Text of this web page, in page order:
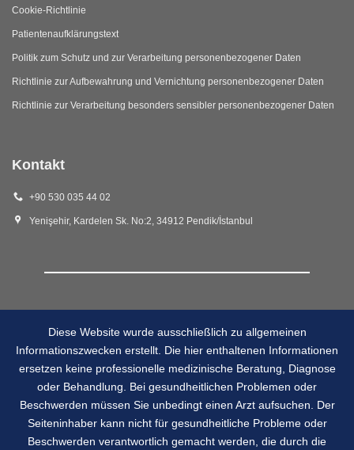
Cookie-Richtlinie
Patientenaufklärungstext
Politik zum Schutz und zur Verarbeitung personenbezogener Daten
Richtlinie zur Aufbewahrung und Vernichtung personenbezogener Daten
Richtlinie zur Verarbeitung besonders sensibler personenbezogener Daten
Kontakt
+90 530 035 44 02
Yenişehir, Kardelen Sk. No:2, 34912 Pendik/İstanbul
Diese Website wurde ausschließlich zu allgemeinen
Informationszwecken erstellt. Die hier enthaltenen Informationen
ersetzen keine professionelle medizinische Beratung, Diagnose
oder Behandlung. Bei gesundheitlichen Problemen oder
Beschwerden müssen Sie unbedingt einen Arzt aufsuchen. Der
Seiteninhaber kann nicht für gesundheitliche Probleme oder
Beschwerden verantwortlich gemacht werden, die durch die